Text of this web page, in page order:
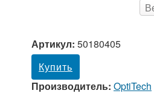
Артикул: 50180405
Купить
Производитель: OptiTech